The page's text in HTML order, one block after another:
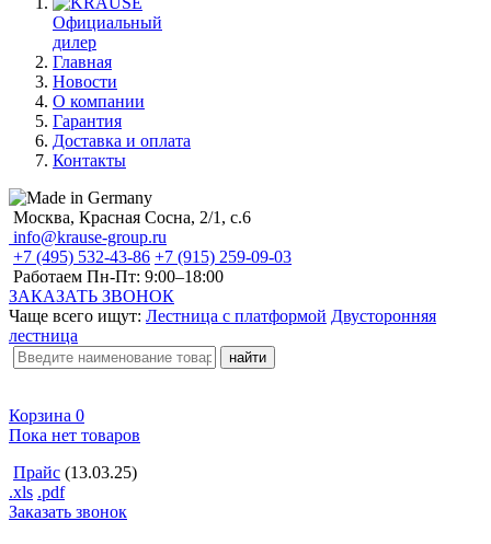
Официальный
дилер
Главная
Новости
О компании
Гарантия
Доставка и оплата
Контакты
Москва, Красная Сосна, 2/1, с.6
info@krause-group.ru
+7 (495) 532-43-86 +7 (915) 259-09-03
Работаем Пн-Пт: 9:00–18:00
ЗАКАЗАТЬ ЗВОНОК
Чаще всего ищут: Лестница с платформой Двусторонняя
лестница
Корзина 0
Пока нет товаров
Прайс (13.03.25)
.xls .pdf
Заказать звонок